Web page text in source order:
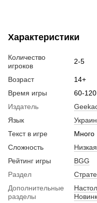
Характеристики
Количество
игроков
2-5
Возраст
14+
Время игры
60-
Издатель
Язык
Текст в игре
Много
Сложность
Низкая
Рейтинг игры
BGG
Раздел
Дополнительные
разделы